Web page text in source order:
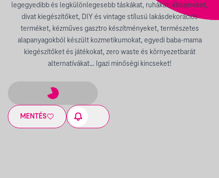
legegyedibb és legkülönlegesebb táskákat, ruhákat, ékszereket,
divat kiegészítőket, DIY és vintage stílusú lakásdekorációs
terméket, kézműves gasztro készítményeket, természetes
alapanyagokból készült kozmetikumokat, egyedi baba-mama
kiegészítőket és játékokat, zero waste és környezetbarát
alternatívákat… Igazi minőségi kincseket!
MENTÉS